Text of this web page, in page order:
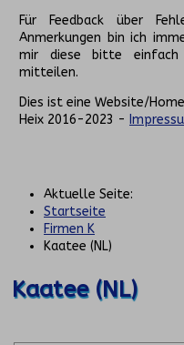
Für Feedback über
Anmerkungen bin ich
mir diese bitte einfach
mitteilen.
Dies ist eine Website/
Heix 2016-2023 -
Aktuelle Seite:
Startseite
Firmen K
Kaatee (NL)
Kaatee (NL)